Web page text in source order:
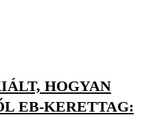
HOGYAN
EB-KERETTAG: